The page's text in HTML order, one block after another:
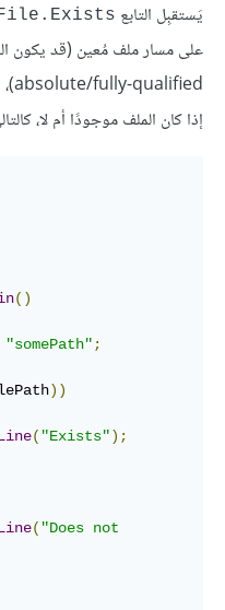
يَستقبِل التابع
إذا كان الملف موجودًا أم لا،
()
"somePath";
))
( "Exists");
( "Does not